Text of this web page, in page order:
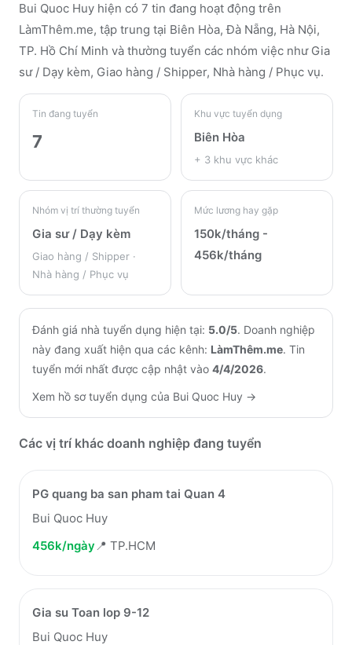
Bui Quoc Huy hiện có 7 tin đang hoạt động trên
LàmThêm.me, tập trung tại Biên Hòa, Đà Nẵng, Hà Nội,
TP. Hồ Chí Minh và thường tuyển các nhóm việc như Gia
sư / Dạy kèm, Giao hàng / Shipper, Nhà hàng / Phục vụ.
Tin đang tuyển
7
Khu vực tuyển dụng
Biên Hòa
+ 3 khu vực khác
Nhóm vị trí thường tuyển
Gia sư / Dạy kèm
Giao hàng / Shipper ·
Nhà hàng / Phục vụ
Mức lương hay gặp
150k/tháng -
456k/tháng
Đánh giá nhà tuyển dụng hiện tại: 5.0/5. Doanh nghiệp
này đang xuất hiện qua các kênh: LàmThêm.me. Tin
tuyển mới nhất được cập nhật vào 4/4/2026.
Xem hồ sơ tuyển dụng của Bui Quoc Huy →
Các vị trí khác doanh nghiệp đang tuyển
PG quang ba san pham tai Quan 4
Bui Quoc Huy
456k/ngày📍 TP.HCM
Gia su Toan lop 9-12
Bui Quoc Huy